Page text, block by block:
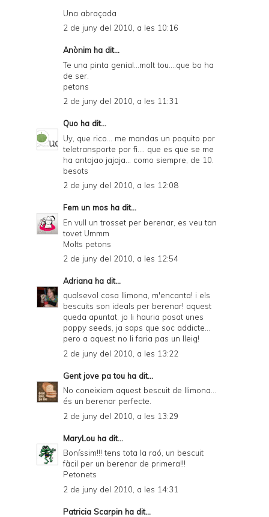
Una abraçada
2 de juny del 2010, a les 10:16
Anònim ha dit...
Te una pinta genial...molt tou....que bo ha
de ser.
petons
2 de juny del 2010, a les 11:31
Quo ha dit...
Uy, que rico... me mandas un poquito por
teletransporte por fi.... que es que se me
ha antojao jajaja... como siempre, de 10.
besots
2 de juny del 2010, a les 12:08
Fem un mos ha dit...
En vull un trosset per berenar, es veu tan
tovet Ummm
Molts petons
2 de juny del 2010, a les 12:54
Adriana ha dit...
qualsevol cosa llimona, m'encanta! i els
bescuits son ideals per berenar! aquest
queda apuntat, jo li hauria posat unes
poppy seeds, ja saps que soc addicte...
pero a aquest no li faria pas un lleig!
2 de juny del 2010, a les 13:22
Gent jove pa tou ha dit...
No coneixiem aquest bescuit de llimona...
és un berenar perfecte.
2 de juny del 2010, a les 13:29
MaryLou ha dit...
Boníssim!!! tens tota la raó, un bescuit
fàcil per un berenar de primera!!!
Petonets
2 de juny del 2010, a les 14:31
Patricia Scarpin ha dit...